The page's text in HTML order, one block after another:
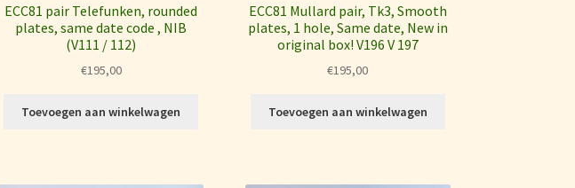
ECC81 pair Telefunken, rounded
plates, same date code , NIB
(V111 / 112)
€195,00
Toevoegen aan winkelwagen
ECC81 Mullard pair, Tk3, Smooth
plates, 1 hole, Same date, New in
original box! V196 V 197
€195,00
Toevoegen aan winkelwagen